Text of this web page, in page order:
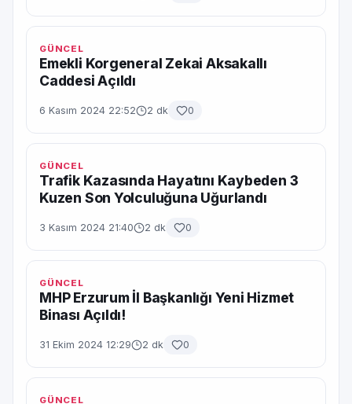
GÜNCEL
Emekli Korgeneral Zekai Aksakallı
Caddesi Açıldı
6 Kasım 2024 22:52 2 dk 0
GÜNCEL
Trafik Kazasında Hayatını Kaybeden 3
Kuzen Son Yolculuğuna Uğurlandı
3 Kasım 2024 21:40 2 dk 0
GÜNCEL
MHP Erzurum İl Başkanlığı Yeni Hizmet
Binası Açıldı!
31 Ekim 2024 12:29 2 dk 0
GÜNCEL